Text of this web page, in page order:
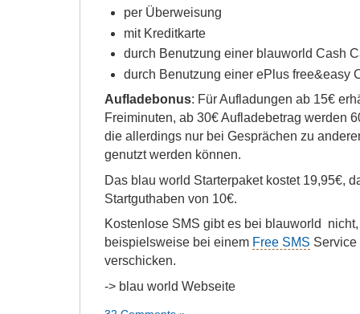
per Überweisung
mit Kreditkarte
durch Benutzung einer blauworld Cash
durch Benutzung einer ePlus free&easy
Aufladebonus: Für Aufladungen ab 15€
Freiminuten, ab 30€ Aufladebetrag werden
die allerdings nur bei Gesprächen zu
genutzt werden können.
Das blau world Starterpaket kostet 19,95€,
Startguthaben von 10€.
Kostenlose SMS gibt es bei blauworld
beispielsweise bei einem Free SMS Service
verschicken.
-> blau world Webseite